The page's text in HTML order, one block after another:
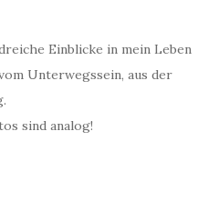
Einblicke in mein Leben
Unterwegssein, aus der
sind analog!